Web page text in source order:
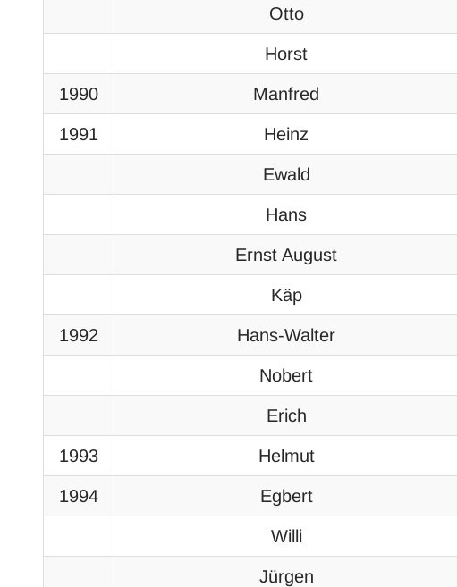
Otto
Horst
1990 Manfred
1991 Heinz
Ewald
Hans
Ernst August
Käp
1992 Hans-Walter
Nobert
Erich
1993 Helmut
1994 Egbert
Willi
Jürgen